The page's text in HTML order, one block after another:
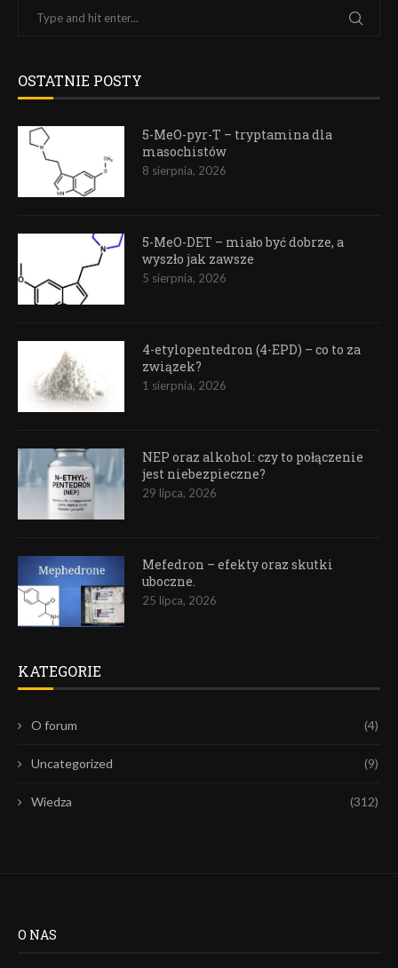
OSTATNIE POSTY
5-MeO-pyr-T – tryptamina dla
masochistów
8 sierpnia, 2026
5-MeO-DET – miało być dobrze, a
wyszło jak zawsze
5 sierpnia, 2026
4-etylopentedron (4-EPD) – co to za
związek?
1 sierpnia, 2026
NEP oraz alkohol: czy to połączenie
jest niebezpieczne?
29 lipca, 2026
Mefedron – efekty oraz skutki
uboczne.
25 lipca, 2026
KATEGORIE
O forum (4)
Uncategorized (9)
Wiedza (312)
O NAS